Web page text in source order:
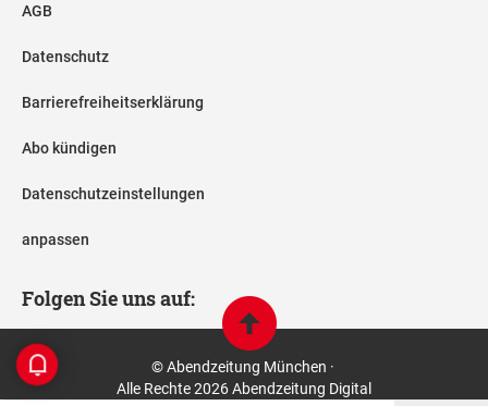
AGB
Datenschutz
Barrierefreiheitserklärung
Abo kündigen
Datenschutzeinstellungen
anpassen
Folgen Sie uns auf:
© Abendzeitung München ·
Alle Rechte 2026 Abendzeitung Digital